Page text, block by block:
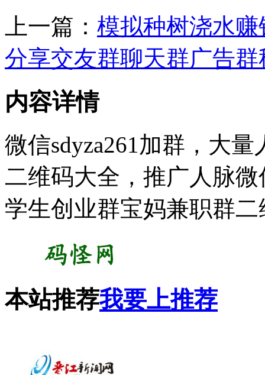
上一篇： 模拟种树浇水赚
分享交友群聊天群广告
内容详情
微信sdyza261加群，大
二维码大全，推广人脉
学生创业群宝妈兼职群
本站推荐我要上推荐